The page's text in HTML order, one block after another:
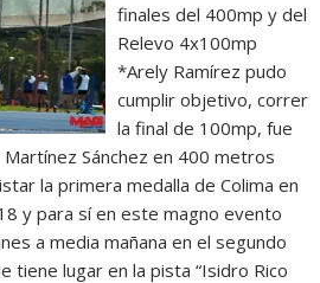
finales del 400mp y del
Relevo 4x100mp
*Arely Ramírez pudo
cumplir objetivo, correr
la final de 100mp, fue
Sánchez en 400 metros
la primera medalla de Colima en
y para sí en este magno evento
a media mañana en el segundo
tiene lugar en la pista “Isidro Rico